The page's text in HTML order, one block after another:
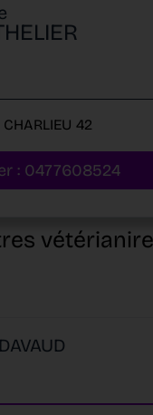
CHARLIEU 42
: 0477608524